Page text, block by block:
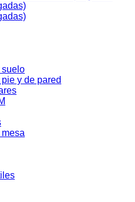
suelo
y de pared